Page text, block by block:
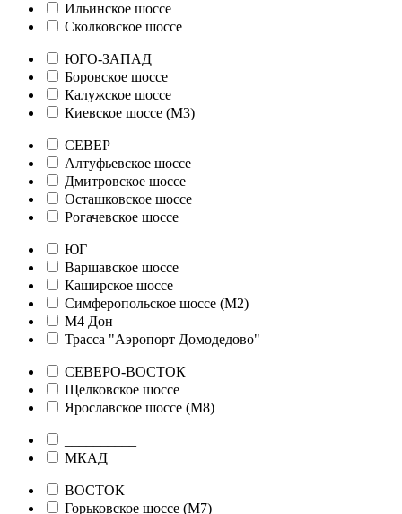
Ильинское шоссе
Сколковское шоссе
ЮГО-ЗАПАД
Боровское шоссе
Калужское шоссе
Киевское шоссе (М3)
СЕВЕР
Алтуфьевское шоссе
Дмитровское шоссе
Осташковское шоссе
Рогачевское шоссе
ЮГ
Варшавское шоссе
Каширское шоссе
Симферопольское шоссе (М2)
М4 Дон
Трасса "Аэропорт Домодедово"
СЕВЕРО-ВОСТОК
Щелковское шоссе
Ярославское шоссе (М8)
МКАД
ВОСТОК
Горьковское шоссе (М7)